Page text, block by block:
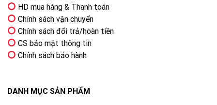
HD mua hàng & Thanh toán
Chính sách vận chuyển
Chính sách đổi trả/hoàn tiền
CS bảo mật thông tin
Chính sách bảo hành
DANH MỤC SẢN PHẨM